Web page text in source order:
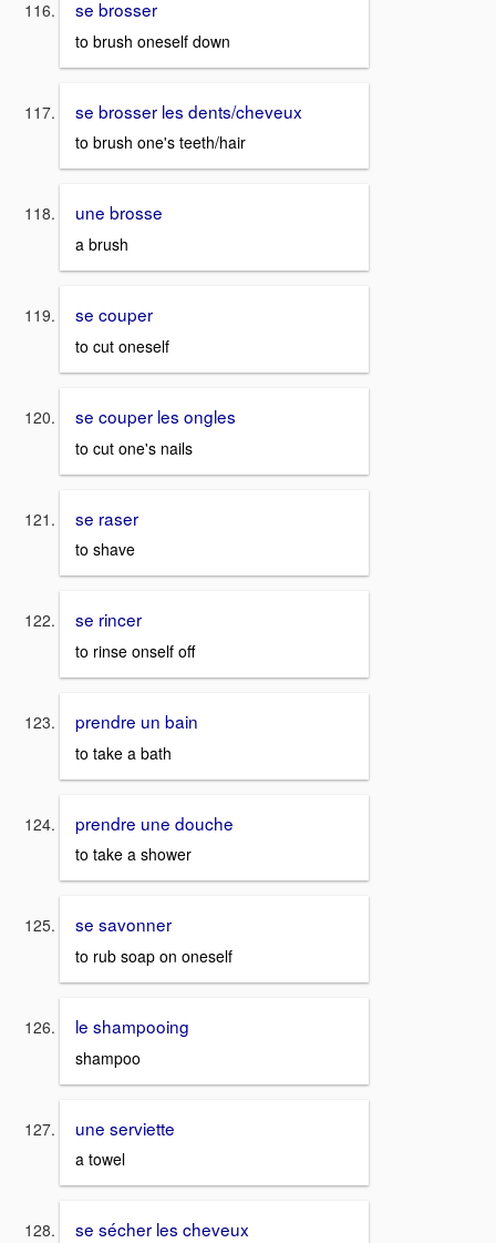
se brosser
to brush oneself down
se brosser les dents/cheveux
to brush one's teeth/hair
une brosse
a brush
se couper
to cut oneself
se couper les ongles
to cut one's nails
se raser
to shave
se rincer
to rinse onself off
prendre un bain
to take a bath
prendre une douche
to take a shower
se savonner
to rub soap on oneself
le shampooing
shampoo
une serviette
a towel
se sécher les cheveux